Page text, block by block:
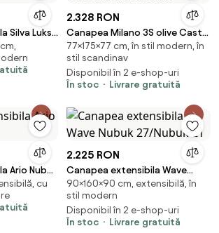
Silva Lukso
2.328 RON
Canapea Milano 3S olive Castel
39/nuc inchis
77×175×77 cm, în stil modern, în
stil scandinav
Disponibil în 2 e-shop-uri
În stoc
Livrare gratuită
Ario Nube
cu
2.225 RON
Canapea extensibila Wave
Nubuk 27/Nubuk 21
90×160×90 cm, extensibilă, în
stil modern
Disponibil în 2 e-shop-uri
În stoc
Livrare gratuită